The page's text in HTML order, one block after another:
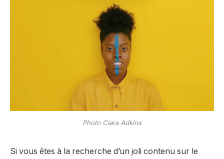
Photo Ciara Adkins
Si vous êtes à la recherche d’un joli contenu sur le